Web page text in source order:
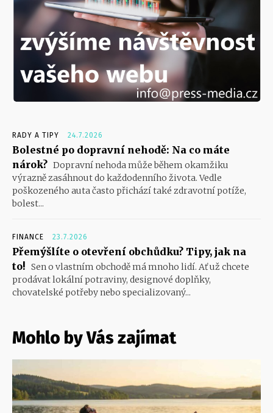
RADY A TIPY 24.7.2026
Bolestné po dopravní nehodě: Na co máte
nárok? Dopravní nehoda může během okamžiku
výrazně zasáhnout do každodenního života. Vedle
poškozeného auta často přichází také zdravotní potíže,
bolest...
FINANCE 23.7.2026
Přemýšlíte o otevření obchůdku? Tipy, jak na
to! Sen o vlastním obchodě má mnoho lidí. Ať už chcete
prodávat lokální potraviny, designové doplňky,
chovatelské potřeby nebo specializovaný...
Mohlo by Vás zajímat